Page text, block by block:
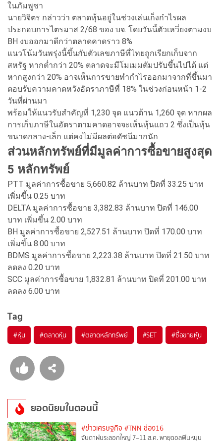
ในภัมพูชา
นายวิจิตร กล่าวว่า ตลาดหุ้นอยู่ในช่วงเล่นเก็งกำไรผล
ประกอบการไตรมาส 2/68 ของ บจ. โดยวันนี้ตัวเหวี่ยงตามงบ
BH งบออกมาดีกว่าตลาดคาดราว 8%
แนวโน้มวันพรุ่งนี้ขึ้นกับตัวเลขภาษีที่ไทยถูกเรียกเก็บจาก
สหรัฐ หากต่ำกว่า 20% ตลาดจะมีโมเมมตัมปรับขึ้นไปได้ แต่
หากสูงกว่า 20% อาจเห็นการขายทำกำไรออกมาจากที่ขึ้นมา
ตอบรับความคาดหวังอัตราภาษีที่ 18% ในช่วงก่อนหน้า 1-2
วันที่ผ่านมา
พร้อมให้แนวรับสำคัญที่ 1,230 จุด แนวต้าน 1,260 จุด หากผล
การเก็บภาษีในอัตราตามคาดอาจจะเห็นหุ้นแถว 2 ซึ่งเป็นหุ้น
ขนาดกลาง-เล็ก แต่คงไม่มีผลต่อดัชนีมากนัก
ส่วนหลักทรัพย์ที่มีมูลค่าการซื้อขายสูงสุด
5 หลักทรัพย์
PTT มูลค่าการซื้อขาย 5,660.82 ล้านบาท ปิดที่ 33.25 บาท
เพิ่มขึ้น 0.25 บาท
DELTA มูลค่าการซื้อขาย 3,382.83 ล้านบาท ปิดที่ 146.00
บาท เพิ่มขึ้น 2.00 บาท
BH มูลค่าการซื้อขาย 2,527.51 ล้านบาท ปิดที่ 170.00 บาท
เพิ่มขึ้น 8.00 บาท
BDMS มูลค่าการซื้อขาย 2,223.38 ล้านบาท ปิดที่ 21.50 บาท
ลดลง 0.20 บาท
SCC มูลค่าการซื้อขาย 1,832.81 ล้านบาท ปิดที่ 201.00 บาท
ลดลง 6.00 บาท
Tag
#หุ้น #ตลาดหุ้น #ตลาดหลักทรัพย์ #SET #ซื้อขายหุ้น
ยอดนิยมในตอนนี้
#ข่าวเศรษฐกิจ #TNN ช่อง16
จับตาฝนระลอกใหญ่ 7–11 ส.ค. พายุดอลฟินหนุน